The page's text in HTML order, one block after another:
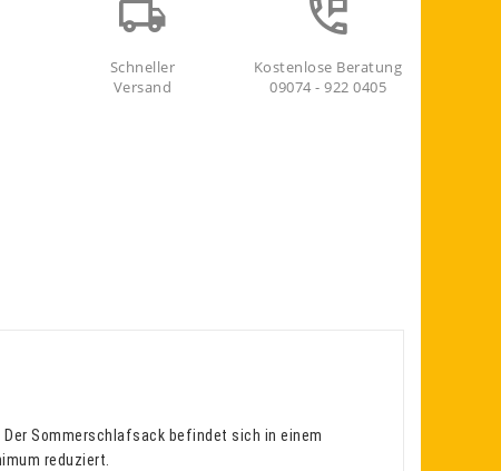
Schneller
Versand
Kostenlose Beratung
09074 - 922 0405
Sommerschlafsack befindet sich in einem
reduziert.